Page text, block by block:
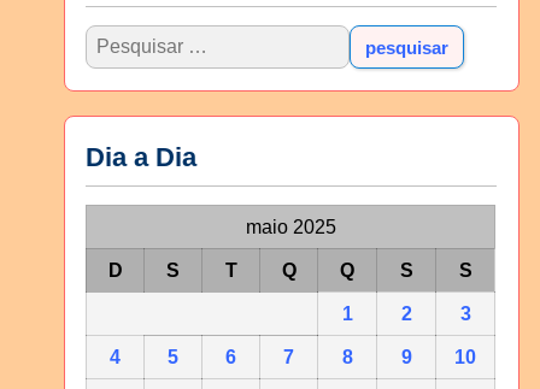
Dia a Dia
maio 2025
D S T Q Q S S
1 2 3
4 5 6 7 8 9 10